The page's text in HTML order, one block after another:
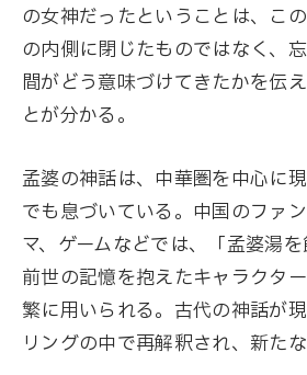
の女神だったということは、こ
の内側に閉じたものではなく、
間がどう意味づけてきたかを伝
とが分かる。
孟婆の神話は、中華圏を中心に
でも息づいている。中国のファ
マ、ゲームなどでは、「孟婆湯を
前世の記憶を抱えたキャラクタ
繁に用いられる。古代の神話が
リングの中で再解釈され、新た